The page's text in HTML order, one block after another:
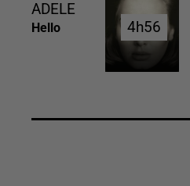
ADELE
Hello 4h56
4h56